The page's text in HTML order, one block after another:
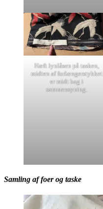
Hæft lynlåsen på tasken,
midten af forlængerstykket
er midt bag i
sammensyning.
Samling af foer og taske